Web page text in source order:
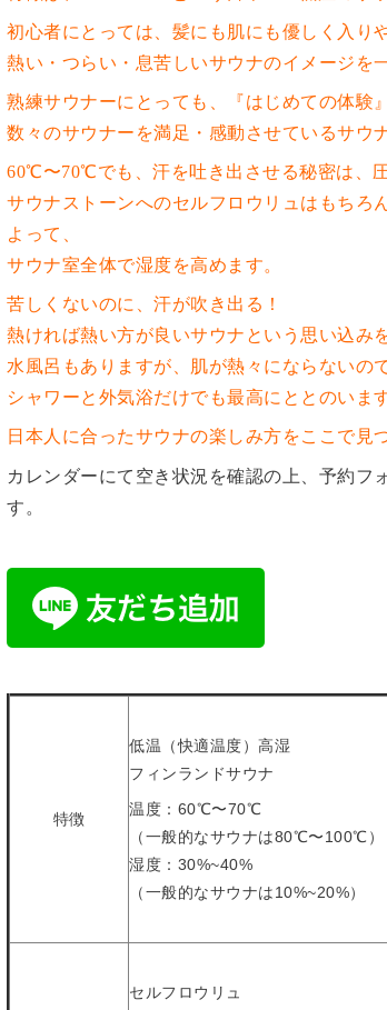
初心者にとっては、髪にも肌にも優しく入り
熱い・つらい・息苦しいサウナのイメージを
熟練サウナーにとっても、『はじめての体験
数々のサウナーを満足・感動させているサウ
60℃〜70℃でも、汗を吐き出させる秘密は、圧
サウナストーンへのセルフロウリュはもちろ
よって、
サウナ室全体で湿度を高めます。
苦しくないのに、汗が吹き出る！
熱ければ熱い方が良いサウナという思い込み
水風呂もありますが、肌が熱々にならないの
シャワーと外気浴だけでも最高にととのいます
日本人に合ったサウナの楽しみ方をここで見
カレンダーにて空き状況を確認の上、予約フ
す。
特徴
低温（快適温度）高湿
フィンランドサウナ
温度：60℃〜70℃
（一般的なサウナは80℃〜100℃）
湿度：30%~40%
（一般的なサウナは10%~20%）
セルフロウリュ